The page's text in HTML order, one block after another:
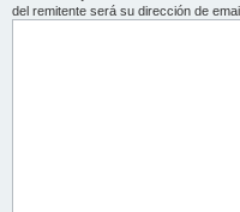
del remitente será su dirección de